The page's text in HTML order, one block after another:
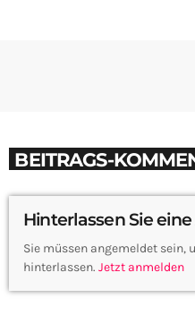
BEITRAGS-
Hinterlassen Sie
Sie müssen angemeldet sein,
hinterlassen. Jetzt anmelden